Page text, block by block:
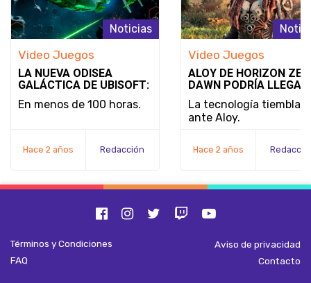
Noticias
Video Juegos
LA NUEVA ODISEA
GALÁCTICA DE UBISOFT:
STAR WARS OUTLAWS
En menos de 100 horas.
Hace 2 años Redacción
Video Juegos
ALOY DE HORIZON
DAWN PODRÍA LLEGAR
SUPER SMASH BROS.:
¿REALIDAD O SIMPLE
DESEO?
La tecnología tiembla
ante Aloy.
Hace 2 años
Términos y Condiciones
Aviso de privacidad
FAQ
Contacto